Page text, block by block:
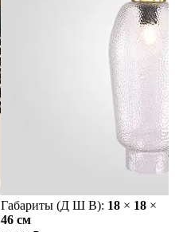
Габариты (Д Ш В): 18 × 18 ×
46 cм